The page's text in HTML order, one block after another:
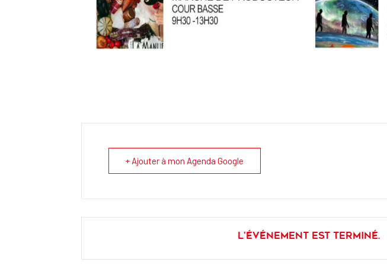
+ Ajouter à mon Agenda Google
L'événement est terminé.